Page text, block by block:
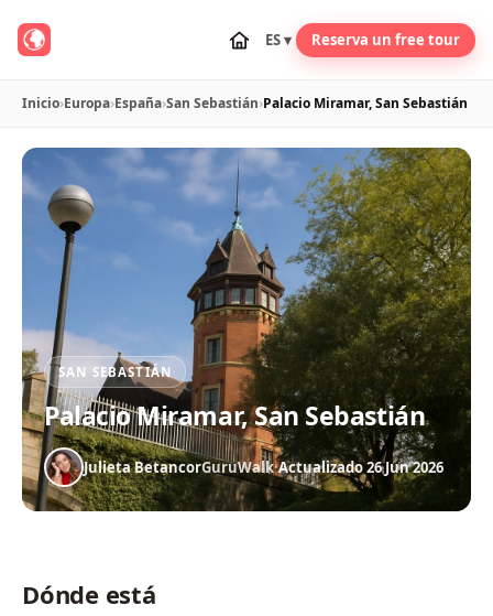
ES ▾ Reserva un free tour
Inicio›Europa›España›San Sebastián›Palacio Miramar, San Sebastián
SAN SEBASTIÁN
Palacio Miramar, San Sebastián
Julieta BetancorGuruWalk·Actualizado 26 Jun 2026
Dónde está